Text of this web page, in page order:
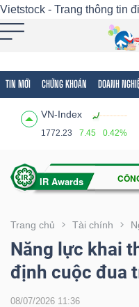
Vietstock - Trang thông tin
TIN MỚI CHỨNG KHOÁN DOANH
VN-Index
1772.23 7.45 0.42%
Trang chủ Tài chính
Năng lực khai
định cuộc đua
08/07/2026 11:36
Tất cả Tính năng
Tính
(-)
VIETSTOCK
CHỨNG